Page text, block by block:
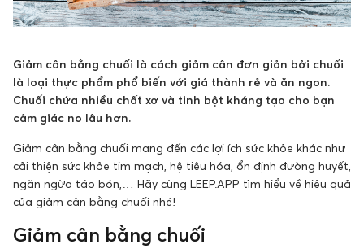
Giảm cân bằng chuối là cách giảm cân đơn giản bởi chuối
là loại thực phẩm phổ biến với giá thành rẻ và ăn ngon.
Chuối chứa nhiều chất xơ và tinh bột kháng tạo cho bạn
cảm giác no lâu hơn.
Giảm cân bằng chuối mang đến các lợi ích sức khỏe khác như
cải thiện sức khỏe tim mạch, hệ tiêu hóa, ổn định đường huyết,
ngăn ngừa táo bón,… Hãy cùng LEEP.APP tìm hiểu về hiệu quả
của giảm cân bằng chuối nhé!
Giảm cân bằng chuối